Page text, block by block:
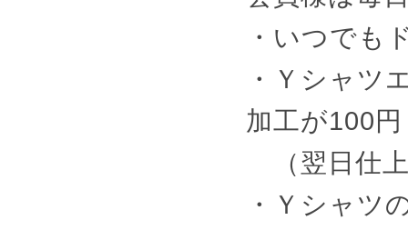
・いつでも
・Ｙシャツ
加工が100円
（翌日仕
・Ｙシャツ